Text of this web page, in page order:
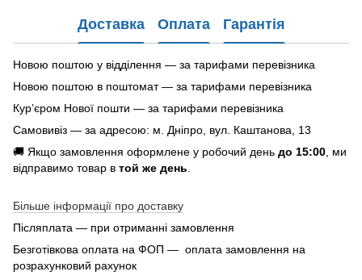
Доставка Оплата Гарантія
Новою поштою у відділення — за тарифами перевізника
Новою поштою в поштомат — за тарифами перевізника
Кур’єром Нової пошти — за тарифами перевізника
Самовивіз — за адресою: м. Дніпро, вул. Каштанова, 13
🚚 Якщо замовлення оформлене у робочий день до 15:00, ми
відправимо товар в той же день.
Більше інформації про доставку
Післяплата — при отриманні замовлення
Безготівкова оплата на ФОП — оплата замовлення на
розрахунковий рахунок